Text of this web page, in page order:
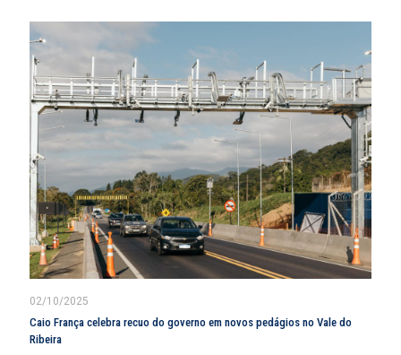
02/10/2025
Caio França celebra recuo do governo em novos pedágios no Vale do
Ribeira